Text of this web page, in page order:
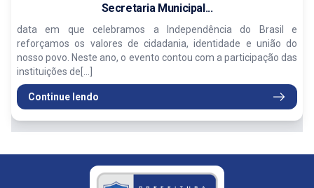
Secretaria Municipal...
data em que celebramos a Independência do Brasil e
reforçamos os valores de cidadania, identidade e união do
nosso povo. Neste ano, o evento contou com a participação das
instituições de[...]
Continue lendo